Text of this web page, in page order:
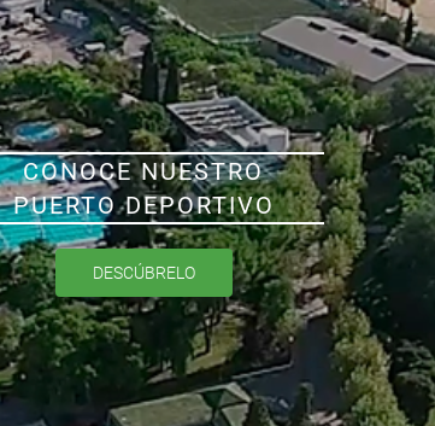
CONOCE NUESTRO
PUERTO DEPORTIVO
DESCÚBRELO